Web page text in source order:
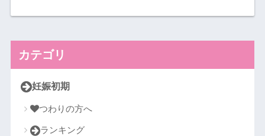
カテゴリ
妊娠初期
つわりの方へ
ランキング